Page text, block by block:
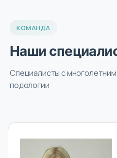
КОМАНДА
Наши
Специалисты с
подологии